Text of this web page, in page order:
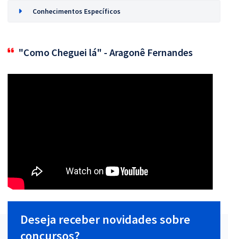
Conhecimentos Específicos
"Como Cheguei lá" - Aragonê Fernandes
Deseja receber novidades sobre
concursos?